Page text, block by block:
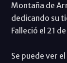
Montaña de
dedicando su
Falleció el 21
Se puede ver el